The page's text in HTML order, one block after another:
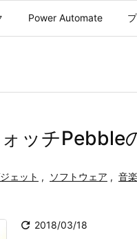
Power Automate
ッチPebble
ェット , ソフトウェア , 音楽
 2018/03/18